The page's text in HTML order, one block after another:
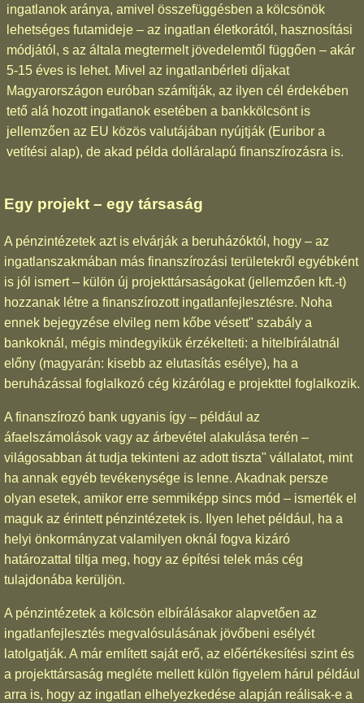
ingatlanok aránya, amivel összefüggésben a kölcsönök
lehetséges futamideje – az ingatlan életkorától, hasznosítási
módjától, s az általa megtermelt jövedelemtől függően – akár
5-15 éves is lehet. Mivel az ingatlanbérleti díjakat
Magyarországon euróban számítják, az ilyen cél érdekében
tető alá hozott ingatlanok esetében a bankkölcsönt is
jellemzően az EU közös valutájában nyújtják (Euribor a
vetítési alap), de akad példa dolláralapú finanszírozásra is.
Egy projekt – egy társaság
A pénzintézetek azt is elvárják a beruházóktól, hogy – az
ingatlanszakmában más finanszírozási területekről egyébként
is jól ismert – külön új projekttársaságokat (jellemzően kft.-t)
hozzanak létre a finanszírozott ingatlanfejlesztésre. Noha
ennek bejegyzése elvileg nem kőbe vésett" szabály a
bankoknál, mégis mindegyikük érzékelteti: a hitelbírálatnál
előny (magyarán: kisebb az elutasítás esélye), ha a
beruházással foglalkozó cég kizárólag e projekttel foglalkozik.
A finanszírozó bank ugyanis így – például az
áfaelszámolások vagy az árbevétel alakulása terén –
világosabban át tudja tekinteni az adott tiszta" vállalatot, mint
ha annak egyéb tevékenysége is lenne. Akadnak persze
olyan esetek, amikor erre semmiképp sincs mód – ismerték el
maguk az érintett pénzintézetek is. Ilyen lehet például, ha a
helyi önkormányzat valamilyen oknál fogva kizáró
határozattal tiltja meg, hogy az építési telek más cég
tulajdonába kerüljön.
A pénzintézetek a kölcsön elbírálásakor alapvetően az
ingatlanfejlesztés megvalósulásának jövőbeni esélyét
latolgatják. A már említett saját erő, az előértékesítési szint és
a projekttársaság megléte mellett külön figyelem hárul például
arra is, hogy az ingatlan elhelyezkedése alapján reálisak-e a